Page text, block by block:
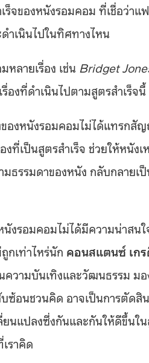
ร็จของหนังรอมคอม ที่เชื่อว่า
ดำเนินไปในทิศทางไหน
หลายเรื่อง เช่น Bridget
รื่องที่ดำเนินไปตามสูตรสำเร็
ของหนังรอมคอมไม่ได้แทรก
องที่เป็นสูตรสำเร็จ ช่วยให้หนั
ธรรมดาของหนัง กลับกลายเ
นังรอมคอมไม่ได้มีความน่าสน
กเท่าไหร่นัก คอนสแตนซ์ เก
ความบันเทิงและวัฒนธรรม ม
บซ้อนชวนคิด อาจเป็นการตัด
ยนแปลงซึ่งกันและกันให้ดีขึ้น
ราคิด